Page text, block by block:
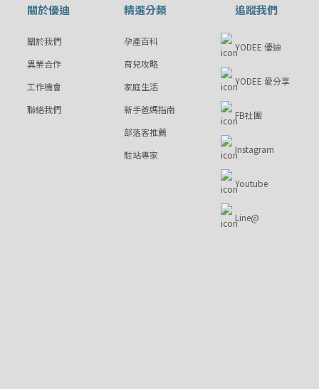
關於優迪
關於我們
異業合作
工作機會
聯絡我們
精選分類
孕產百科
育兒攻略
家庭生活
新手爸媽指南
部落客推薦
駐站專家
追蹤我們
YODEE 優迪
YODEE 愛分享
FB社團
Instagram
Youtube
Line@